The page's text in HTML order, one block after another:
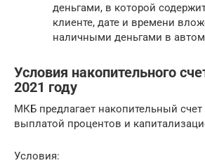
деньгами, в которой
клиенте, дате и времени
наличными деньгами в
Условия накопительного
2021 году
МКБ предлагает накопительный
выплатой процентов и
Условия: